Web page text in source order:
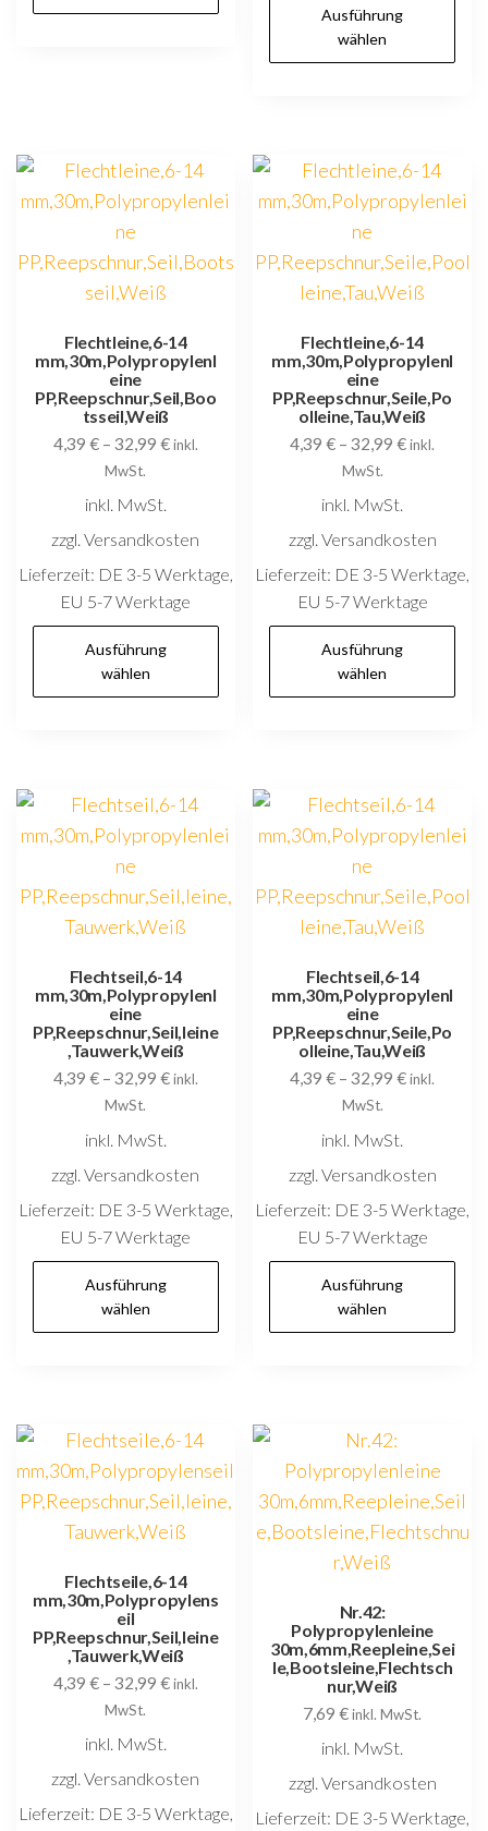
Optionen
können
der
Produktseite
Ausführung
wählen
Flechtleine,6-14
mm,30m,Polypropylenl
eine
PP,Reepschnur,Seil,Boo
tsseil,Weiß
4,39 €– 32,99 €inkl.
MwSt.
inkl. MwSt.
zzgl. Versandkosten
Lieferzeit: DE 3-5 Werktage,
EU 5-7 Werktage
Ausführung
wählen
Dieses
weist
auf.
Optionen
auf
Produktseite
gewählt
werden
Flechtleine,6-14
mm,30m,Polypropylenl
eine
PP,Reepschnur,Seile,Po
olleine,Tau,Weiß
4,39€ –32,99€inkl.
MwSt.
inkl. MwSt.
zzgl. Versandkosten
Lieferzeit: DE 3-5 Werktage,
EU 5-7 Werktage
Ausführung
wählen
Flechtseil,6-14
mm,30m,Polypropylenl
eine
PP,Reepschnur,Seil,leine
,Tauwerk,Weiß
4,39 €– 32,99 €inkl.
MwSt.
inkl. MwSt.
zzgl. Versandkosten
Lieferzeit: DE 3-5 Werktage,
EU 5-7 Werktage
Ausführung
wählen
Dieses
weist
auf.
Optionen
können
auf
Produktseite
gewählt
werden
Flechtseil,6-14
mm,30m,Polypropylenl
eine
PP,Reepschnur,Seile,Po
olleine,Tau,Weiß
4,39€ –32,99€inkl.
MwSt.
inkl. MwSt.
zzgl. Versandkosten
Lieferzeit: DE 3-5 Werktage,
EU 5-7 Werktage
Ausführung
wählen
Flechtseile,6-14
mm,30m,Polypropylens
eil
PP,Reepschnur,Seil,leine
,Tauwerk,Weiß
4,39 €– 32,99 €inkl.
MwSt.
inkl. MwSt.
zzgl. Versandkosten
Lieferzeit: DE 3-5 Werktage,
Nr.42:
Polypropylenleine
30m,6mm,Reepleine,Sei
le,Bootsleine,Flechtsch
nur,Weiß
7,69€inkl. MwSt.
inkl. MwSt.
zzgl. Versandkosten
Lieferzeit: DE 3-5 Werktage,